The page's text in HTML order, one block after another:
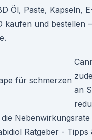
Öl, Paste, Kapseln,
kaufen und bestellen
an
Nebenwirkungsrate
Ratgeber - Tipps